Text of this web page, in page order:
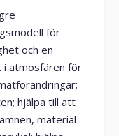
för
och en
i atmosfären för
hjälpa till att
material